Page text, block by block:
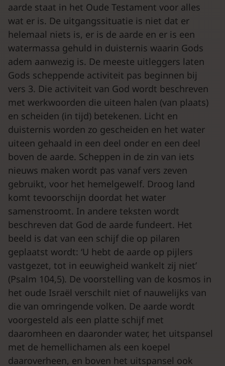
aarde staat in het Oude Testament voor alles
wat er is. De uitgangssituatie is niet dat er
helemaal niets is, er is de aarde en er is een
watermassa gehuld in duisternis waarin Gods
adem aanwezig is. De meeste uitleggers laten
Gods scheppende activiteit pas beginnen bij
vers 3. Die activiteit van God wordt beschreven
met werkwoorden die uiteen halen (van plaats)
en scheiden (in tijd) betekenen. Licht en
duisternis worden zo gescheiden en het water
uiteen gehaald in een deel onder en een deel
boven de aarde. Scheppen in de zin van iets
nieuws maken wordt pas vanaf vers zeven
gebruikt, voor het hemelgewelf. Droog land
komt tevoorschijn doordat het water
samenstroomt. In andere teksten wordt
beschreven dat God de aarde fundeert. Het
beeld is dat van een schijf die op pilaren
geplaatst wordt: ‘U hebt de aarde op pijlers
vastgezet, tot in eeuwigheid wankelt zij niet’
(Psalm 104,5). De voorstelling van de kosmos in
het oude Israël verschilt niet of nauwelijks van
die van omringende volken. De aarde wordt
voorgesteld als een platte schijf met
daaromheen en daaronder water, het uitspansel
met de hemellichamen als een koepel
daaroverheen, en boven het uitspansel ook